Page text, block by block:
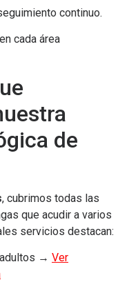
continuo.
cada área
de
, cubrimos todas las
que acudir a varios
servicios destacan:
→ Ver